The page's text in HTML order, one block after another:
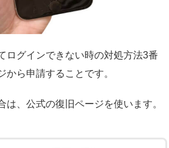
ログインできない時の対処方法3番
から申請することです。
は、公式の復旧ページを使います。